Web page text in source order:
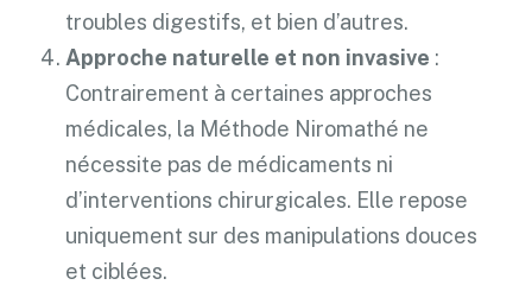
troubles digestifs, et bien d’autres.
Approche naturelle et non invasive :
Contrairement à certaines approches
médicales, la Méthode Niromathé ne
nécessite pas de médicaments ni
d’interventions chirurgicales. Elle repose
uniquement sur des manipulations douces
et ciblées.